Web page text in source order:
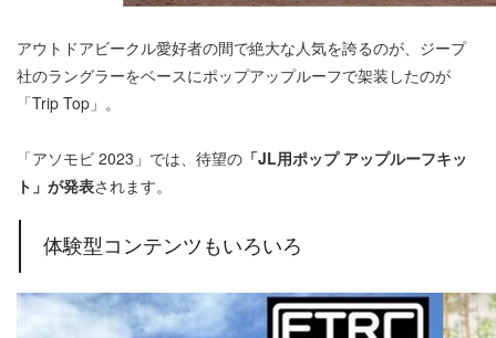
アウトドアビークル愛好者の間で絶大な人気を誇るのが、ジープ
社のラングラーをベースにポップアップルーフで架装したのが
「Trip Top」。
「アソモビ 2023」では、待望の 「JL用ポップ アップルーフキッ
ト」が発表されます。
体験型コンテンツもいろいろ